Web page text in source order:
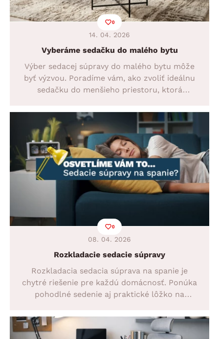
0
14. 04. 2026
Vyberáme sedačku do malého bytu
Výber sedacej súpravy do malého bytu môže
byť výzvou. Poradíme vám, ako zvoliť ideálnu
sedačku do menšieho priestoru, ktorá
miesta. Objavte šikovné riešenia pre garsónky
aj menšie obývačky.
0
08. 04. 2026
Rozkladacie sedacie súpravy
Rozkladacia sedacia súprava na spanie je
chytré riešenie pre každú domácnosť. Ponúka
pohodlné sedenie aj praktické lôžko na
Objavte jej hlavné výhody a vyberte si model,
ktorý bude dokonale zodpovedať vašim